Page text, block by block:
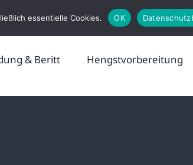
& Beritt Hengstvorbereitung
essentielle Cookies. OK